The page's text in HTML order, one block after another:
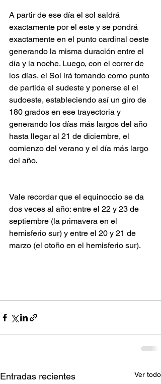
A partir de ese día el sol saldrá
exactamente por el este y se pondrá
exactamente en el punto cardinal oeste
generando la misma duración entre el
día y la noche. Luego, con el correr de
los días, el Sol irá tomando como punto
de partida el sudeste y ponerse el el
sudoeste, estableciendo así un giro de
180 grados en ese trayectoria y
generando los días más largos del año
hasta llegar al 21 de diciembre, el
comienzo del verano y el día más largo
del año.
Vale recordar que el equinoccio se da
dos veces al año: entre el 22 y 23 de
septiembre (la primavera en el
hemisferio sur) y entre el 20 y 21 de
marzo (el otoño en el hemisferio sur).
Entradas recientes Ver todo